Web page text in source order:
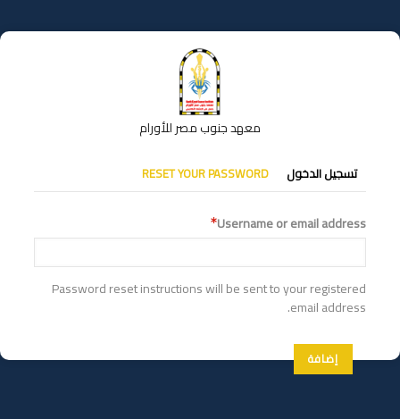
إلى
المحتوى
معهد جنوب مصر للأورام
التبويبات
الأساسية
تسجيل الدخول RESET YOUR PASSWORD
Username or email address
Password reset instructions will be sent to your registered
email address.